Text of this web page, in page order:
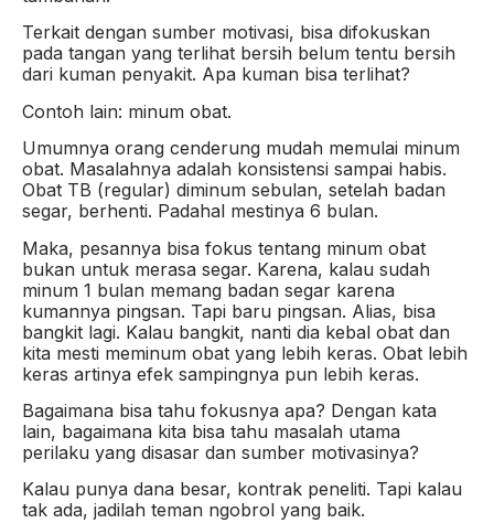
Terkait dengan sumber motivasi, bisa difokuskan
pada tangan yang terlihat bersih belum tentu bersih
dari kuman penyakit. Apa kuman bisa terlihat?
Contoh lain: minum obat.
Umumnya orang cenderung mudah memulai minum
obat. Masalahnya adalah konsistensi sampai habis.
Obat TB (regular) diminum sebulan, setelah badan
segar, berhenti. Padahal mestinya 6 bulan.
Maka, pesannya bisa fokus tentang minum obat
bukan untuk merasa segar. Karena, kalau sudah
minum 1 bulan memang badan segar karena
kumannya pingsan. Tapi baru pingsan. Alias, bisa
bangkit lagi. Kalau bangkit, nanti dia kebal obat dan
kita mesti meminum obat yang lebih keras. Obat lebih
keras artinya efek sampingnya pun lebih keras.
Bagaimana bisa tahu fokusnya apa? Dengan kata
lain, bagaimana kita bisa tahu masalah utama
perilaku yang disasar dan sumber motivasinya?
Kalau punya dana besar, kontrak peneliti. Tapi kalau
tak ada, jadilah teman ngobrol yang baik.